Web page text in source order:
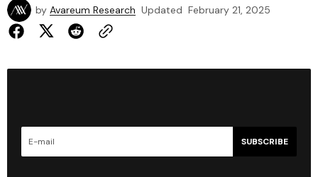
by Avareum Research Updated February 21, 2025
SUBSCRIBE